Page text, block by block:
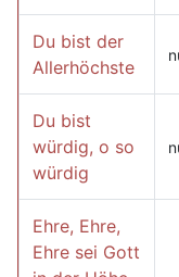
Du bist der
Allerhöchste
Du bist
würdig, o so
würdig
Ehre, Ehre,
Ehre sei Gott